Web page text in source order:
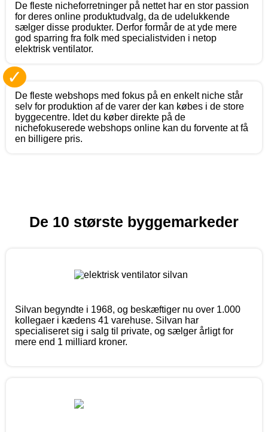
De fleste nicheforretninger på nettet har en stor passion
for deres online produktudvalg, da de udelukkende
sælger disse produkter. Derfor formår de at yde mere
god sparring fra folk med specialistviden i netop
elektrisk ventilator.
✓
De fleste webshops med fokus på en enkelt niche står
selv for produktion af de varer der kan købes i de store
byggecentre. Idet du køber direkte på de
nichefokuserede webshops online kan du forvente at få
en billigere pris.
De 10 største byggemarkeder
Silvan begyndte i 1968, og beskæftiger nu over 1.000
kollegaer i kædens 41 varehuse. Silvan har
specialiseret sig i salg til private, og sælger årligt for
mere end 1 milliard kroner.